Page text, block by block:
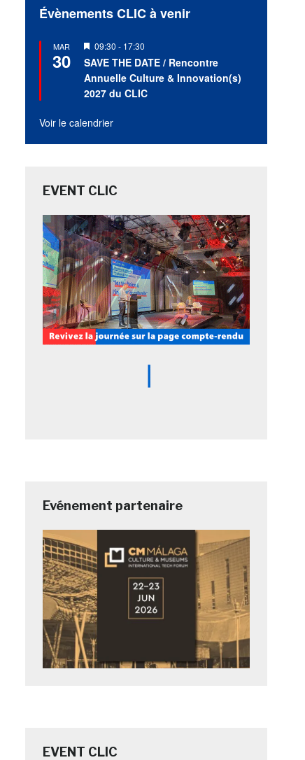
Évènements CLIC à venir
MAR
30
Mis
en
avant
09:30 - 17:30
SAVE THE DATE / Rencontre
Annuelle Culture & Innovation(s)
2027 du CLIC
Voir le calendrier
EVENT CLIC
Evénement partenaire
EVENT CLIC